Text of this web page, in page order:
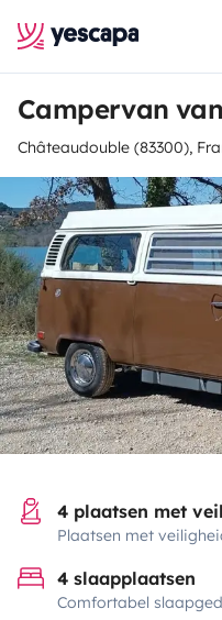
Campervan
Châteaudouble (83300),
4 plaatsen met
Plaatsen met
4 slaapplaatsen
Comfortabel